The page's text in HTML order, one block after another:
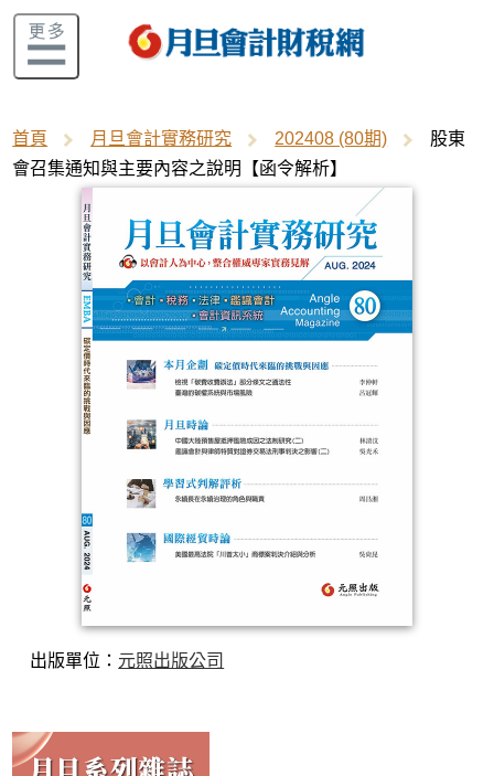
首頁 月旦會計實務研究 202408 (80期)
股東
會召集通知與主要內容之說明【函令解析】
出版單位： 元照出版公司